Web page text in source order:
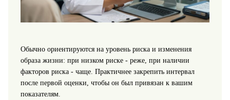
Обычно ориентируются на уровень риска и изменения
образа жизни: при низком риске - реже, при наличии
факторов риска - чаще. Практичнее закрепить интервал
после первой оценки, чтобы он был привязан к вашим
показателям.